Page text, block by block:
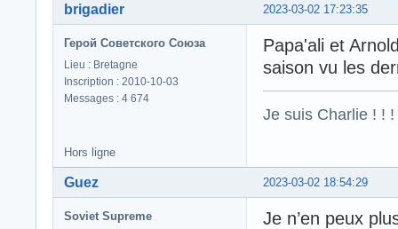
2023-03-02 17:23:35
brigadier
Герой Советского Союза
Lieu : Bretagne
Inscription : 2010-10-03
Messages : 4 674
Papa'ali et
saison vu les
Je suis Charlie ! ! !
Hors ligne
2023-03-02 18:54:29
Guez
Soviet Supreme
Je n’en peux